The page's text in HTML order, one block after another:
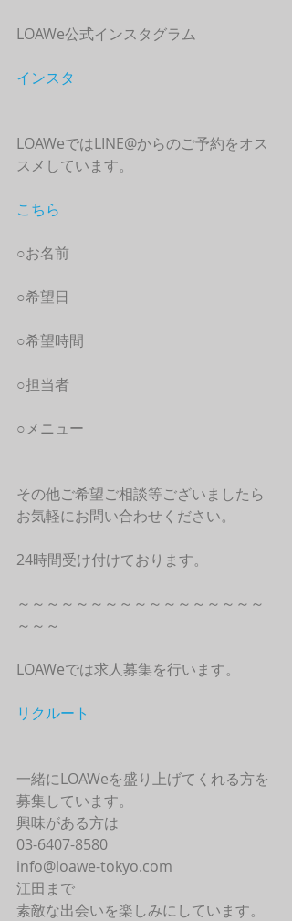
LOAWe公式インスタグラム
インスタ
LOAWeではLINE@からのご予約をオス
スメしています。
こちら
○お名前
○希望日
○希望時間
○担当者
○メニュー
その他ご希望ご相談等ございましたら
お気軽にお問い合わせください。
24時間受け付けております。
～～～～～～～～～～～～～～～～～
～～～
LOAWeでは求人募集を行います。
リクルート
一緒にLOAWeを盛り上げてくれる方を
募集しています。
興味がある方は
03-6407-8580
info@loawe-tokyo.com
江田まで
素敵な出会いを楽しみにしています。